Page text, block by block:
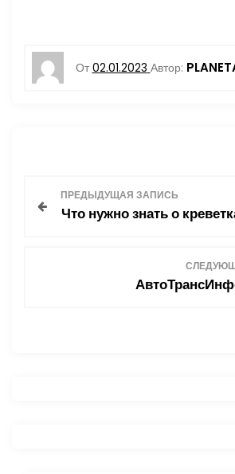
От 02.01.2023 Автор:
ПРЕДЫДУЩАЯ ЗАПИСЬ
Что нужно знать о